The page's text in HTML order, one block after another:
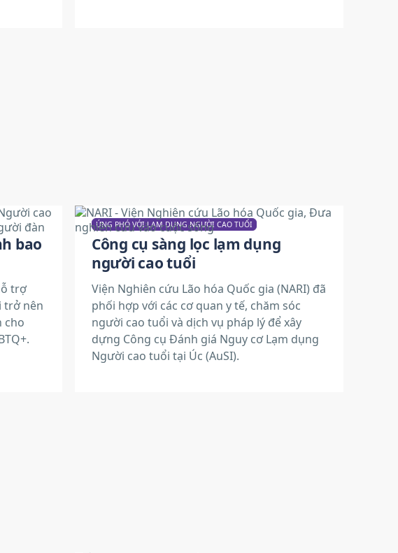
bao
trợ
trở nên
cho
ỨNG PHÓ VỚI LẠM DỤNG NGƯỜI CAO TUỔI
Công cụ sàng lọc lạm dụng
người cao tuổi
Viện Nghiên cứu Lão hóa Quốc gia (NARI) đã
phối hợp với các cơ quan y tế, chăm sóc
người cao tuổi và dịch vụ pháp lý để xây
dựng Công cụ Đánh giá Nguy cơ Lạm dụng
Người cao tuổi tại Úc (AuSI).